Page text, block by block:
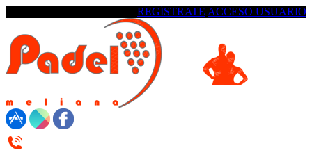
REGÍSTRATE ACCESO USUARIO